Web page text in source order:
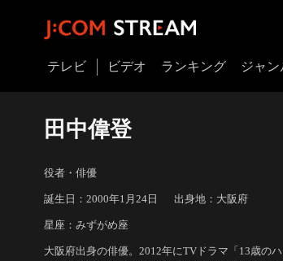
テレビ ビデオ ランキング ジャン
田中偉登
役者・俳優
誕生日：2000年1月24日 出身地：大阪府
星座：みずがめ座
大阪府出身の俳優。2012年にTVドラマ「13歳の